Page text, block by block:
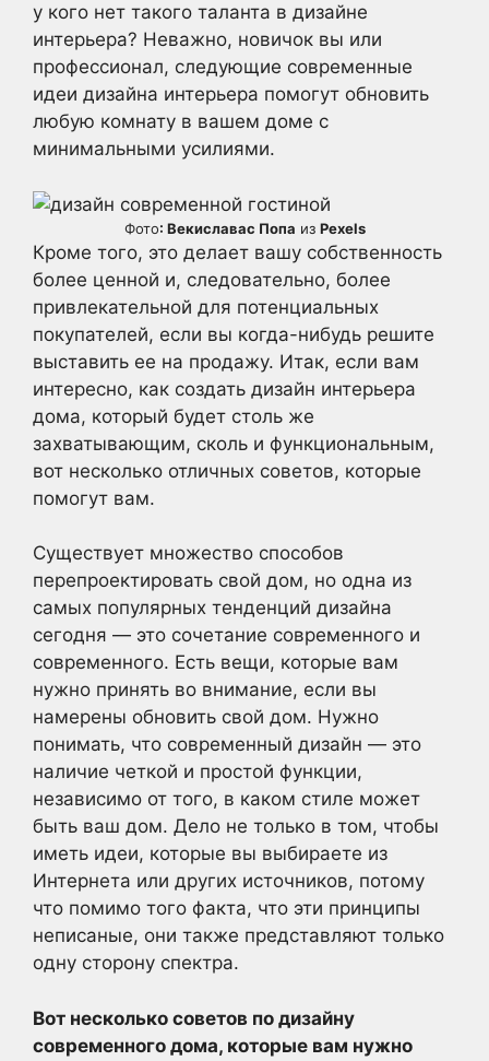
у кого нет такого таланта в дизайне
интерьера? Неважно, новичок вы или
профессионал, следующие современные
идеи дизайна интерьера помогут обновить
любую комнату в вашем доме с
минимальными усилиями.
Фото: Векиславас Попа из Pexels
Кроме того, это делает вашу собственность
более ценной и, следовательно, более
привлекательной для потенциальных
покупателей, если вы когда-нибудь решите
выставить ее на продажу. Итак, если вам
интересно, как создать дизайн интерьера
дома, который будет столь же
захватывающим, сколь и функциональным,
вот несколько отличных советов, которые
помогут вам.
Существует множество способов
перепроектировать свой дом, но одна из
самых популярных тенденций дизайна
сегодня — это сочетание современного и
современного. Есть вещи, которые вам
нужно принять во внимание, если вы
намерены обновить свой дом. Нужно
понимать, что современный дизайн — это
наличие четкой и простой функции,
независимо от того, в каком стиле может
быть ваш дом. Дело не только в том, чтобы
иметь идеи, которые вы выбираете из
Интернета или других источников, потому
что помимо того факта, что эти принципы
неписаные, они также представляют только
одну сторону спектра.
Вот несколько советов по дизайну
современного дома, которые вам нужно